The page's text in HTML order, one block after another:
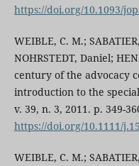
https://doi.org/10.1093/
WEIBLE, C. M.;
NOHRSTEDT, Daniel;
century of the advocacy
introduction to the
v. 39, n. 3, 2011. p. 349-
https://doi.org/10.1111/
WEIBLE, C. M.;